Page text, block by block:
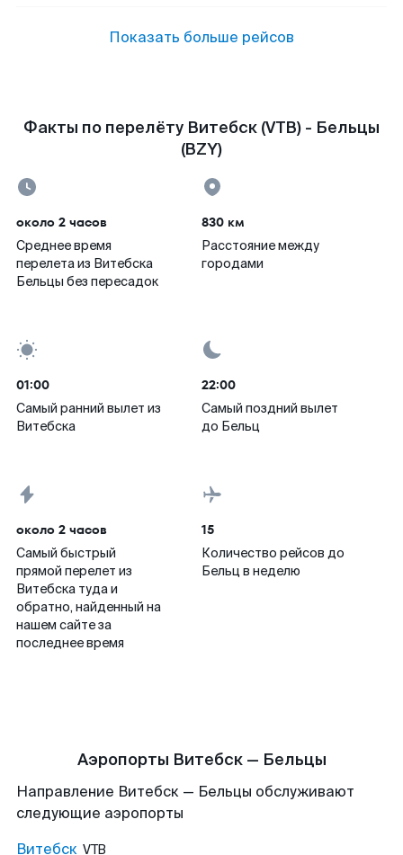
Показать больше рейсов
Факты по перелёту Витебск (VTB) - Бельцы
(BZY)
около 2 часов
Среднее время
перелета из Витебска
Бельцы без пересадок
830 км
Расстояние между
городами
01:00
Самый ранний вылет из
Витебска
22:00
Самый поздний вылет
до Бельц
около 2 часов
Самый быстрый
прямой перелет из
Витебска туда и
обратно, найденный на
нашем сайте за
последнее время
15
Количество рейсов до
Бельц в неделю
Аэропорты Витебск — Бельцы
Направление Витебск — Бельцы обслуживают
следующие аэропорты
Витебск VTB